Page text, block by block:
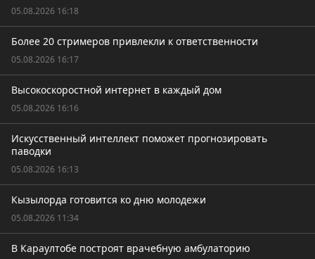
05.08.2026 16:18
Более 20 стримеров привлекли к ответственности
05.08.2026 16:17
Высокоскоростной интернет в каждый дом
05.08.2026 16:16
Искусственный интеллект поможет прогнозировать
паводки
05.08.2026 16:13
Кызылорда готовится ко дню молодежи
05.08.2026 11:34
В Караултобе построят врачебную амбулаторию